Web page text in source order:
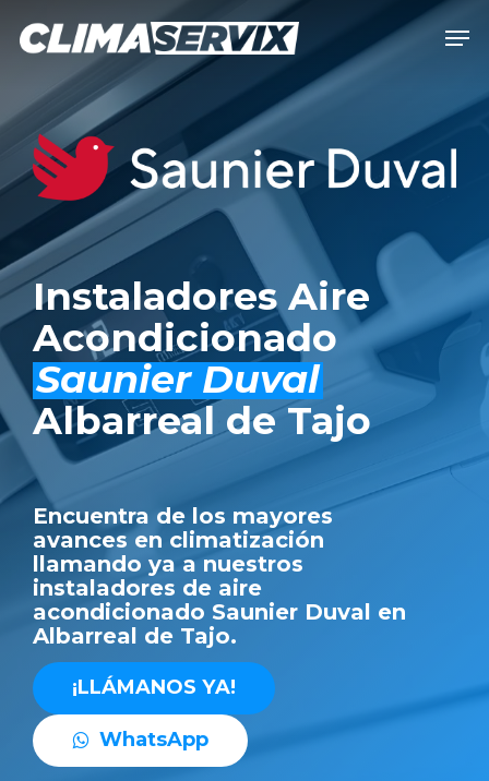
content
Instaladores Aire
Acondicionado
Saunier Duval
Albarreal de Tajo
Encuentra de los mayores
avances en climatización
llamando ya a nuestros
instaladores de aire
acondicionado Saunier Duval en
Albarreal de Tajo.
¡LLÁMANOS YA!
WhatsApp
Menu